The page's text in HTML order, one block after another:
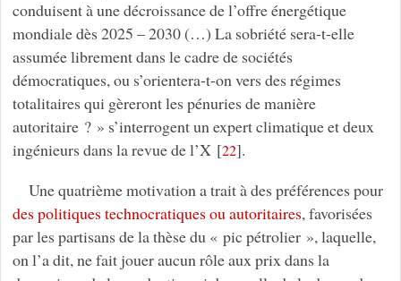
conduisent à une décroissance de l’offre énergétique
mondiale dès 2025 – 2030 (…) La sobriété sera-t-elle
assumée librement dans le cadre de sociétés
démocratiques, ou s’orientera-t-on vers des régimes
totalitaires qui gèreront les pénuries de manière
autoritaire ? » s’interrogent un expert climatique et deux
ingénieurs dans la revue de l’X[22].
Une quatrième motivation a trait à des préférences pour
des politiques technocratiques ou autoritaires, favorisées
par les partisans de la thèse du « pic pétrolier », laquelle,
on l’a dit, ne fait jouer aucun rôle aux prix dans la